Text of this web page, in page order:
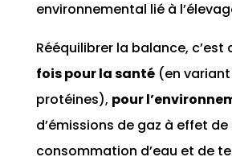
environnemental lié à
Rééquilibrer la balance, c’est
fois pour la santé(en variant
protéines), pour
d’émissions de gaz à effet
consommation d’eau et de